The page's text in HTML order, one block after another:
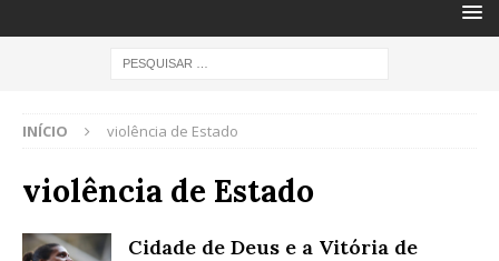
INÍCIO violência de Estado
violência de Estado
Cidade de Deus e a Vitória de